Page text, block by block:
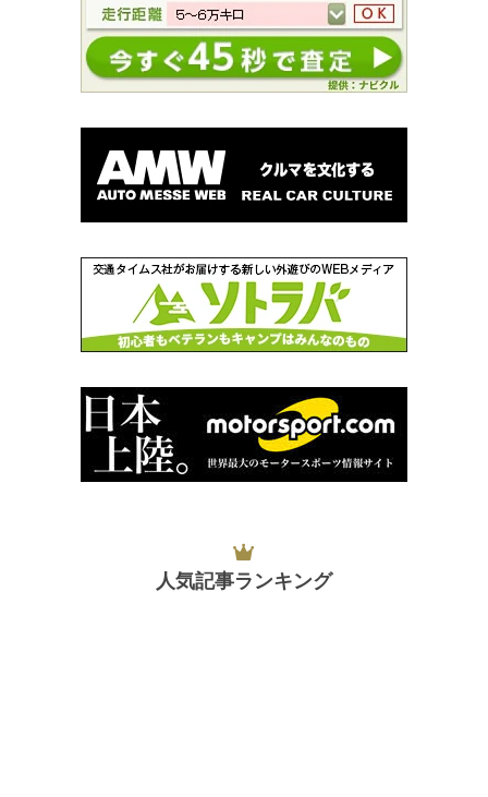
人気記事ランキング